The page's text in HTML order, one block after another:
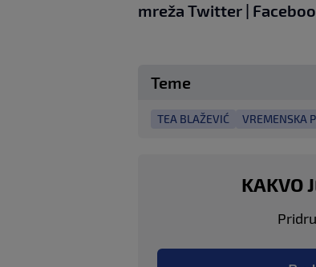
mreža Twitter |
Teme
TEA BLAŽEVIĆ VREMENSKA
KAKVO